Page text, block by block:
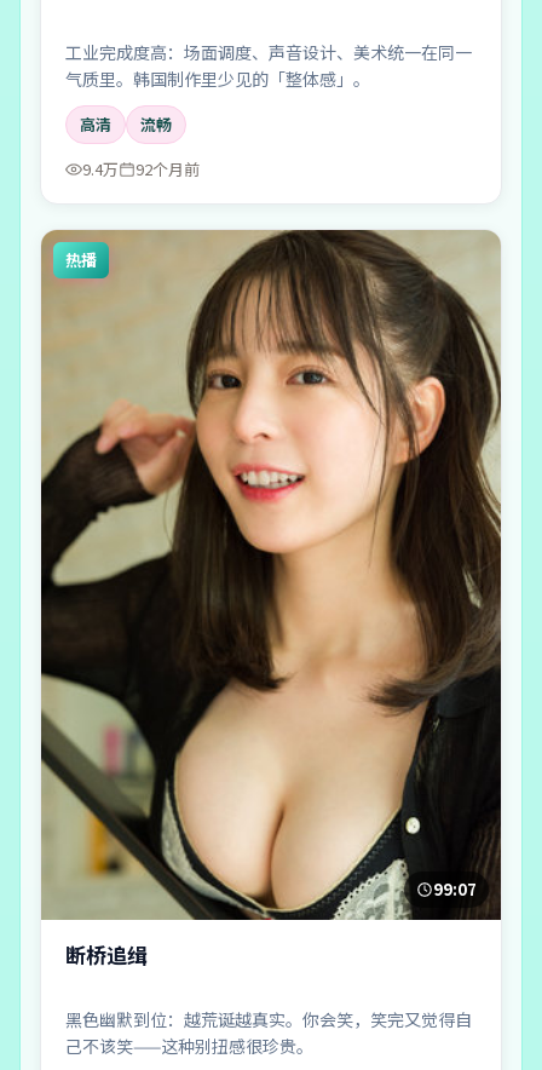
工业完成度高：场面调度、声音设计、美术统一在同一
气质里。韩国制作里少见的「整体感」。
高清
流畅
9.4万
92个月前
热播
99:07
断桥追缉
黑色幽默到位：越荒诞越真实。你会笑，笑完又觉得自
己不该笑——这种别扭感很珍贵。